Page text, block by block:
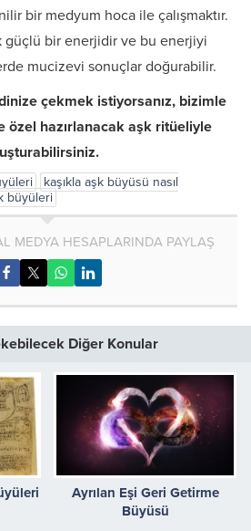
bir medyum hoca ile çalışmaktır.
güçlü bir enerjidir ve bu enerjiyi
mucizevi sonuçlar doğurabilir.
çekmek istiyorsanız, bizimle
özel hazırlanacak aşk ritüeliyle
kaşıkla aşk büyüsü nasıl
büyüleri
MEDYA HESAPLARINDA PAYLAŞ
Diğer Konular
Ayrılan Eşi Geri Getirme
Büyüsü